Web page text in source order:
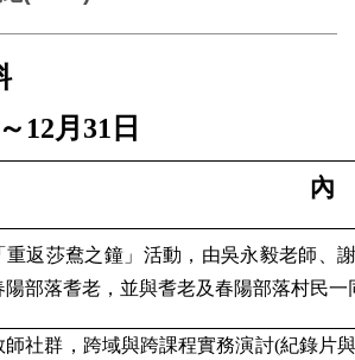
12月31日
內
重返莎鴦之鐘」活動，由吳永毅老師、
陽部落耆老，並與耆老及春陽部落村民
師社群，跨域與跨課程實務演討(紀錄片